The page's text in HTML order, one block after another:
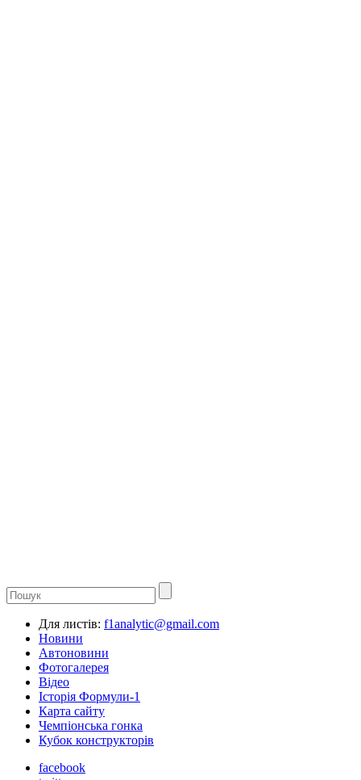
Для листів: f1analytic@gmail.com
Новини
Автоновини
Фотогалерея
Відео
Історія Формули-1
Карта сайту
Чемпіонська гонка
Кубок конструкторів
facebook